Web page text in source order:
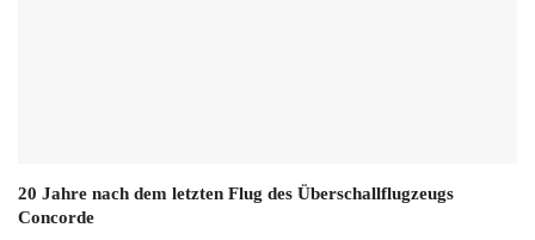
20 Jahre nach dem letzten Flug des Überschallflugzeugs
Concorde